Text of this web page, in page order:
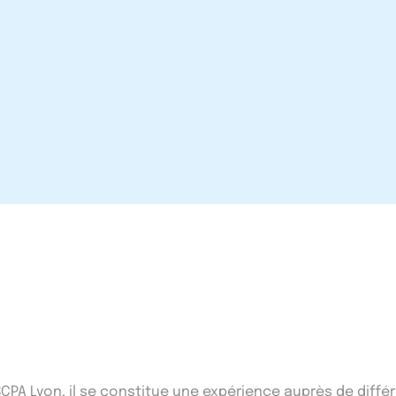
Lyon, il se constitue une expérience auprès de